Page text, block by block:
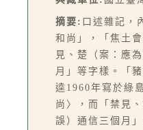
摘要: 口述雜記，
和尚」，「焦土
見、楚（案：應
月」等字樣。「
逵1960年寫於綠
尚〉，而「禁見
誤）通信三個月